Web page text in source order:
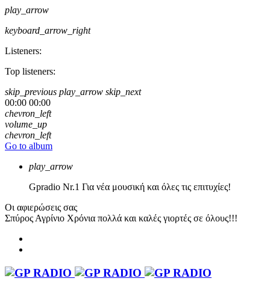
play_arrow
keyboard_arrow_right
Listeners:
Top listeners:
skip_previous play_arrow skip_next
00:00 00:00
chevron_left
volume_up
chevron_left
Go to album
play_arrow
Gpradio Nr.1 Για νέα μουσική και όλες τις επιτυχίες!
Οι αφιερώσεις σας
Σπύρος Αγρίνιο Χρόνια πολλά και καλές γιορτές σε όλους!!!